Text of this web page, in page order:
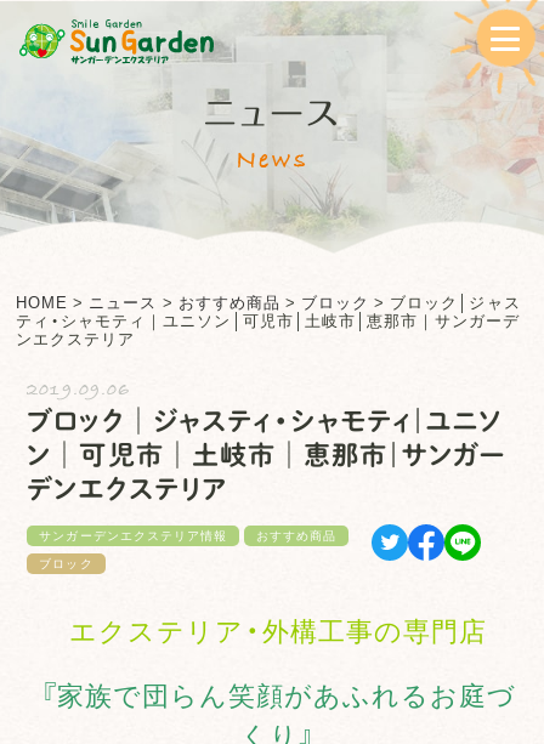
ニュース
News
HOME > ニュース > おすすめ商品 > ブロック > ブロック│ジャス
ティ・シャモティ｜ユニソン│可児市│土岐市│恵那市｜サンガーデ
ンエクステリア
2019.09.06
ブロック│ジャスティ・シャモティ｜ユニソ
ン│可児市│土岐市│恵那市｜サンガー
デンエクステリア
サンガーデンエクステリア情報
おすすめ商品
ブロック
エクステリア・外構工事の専門店
『家族で団らん笑顔があふれるお庭づ
くり』